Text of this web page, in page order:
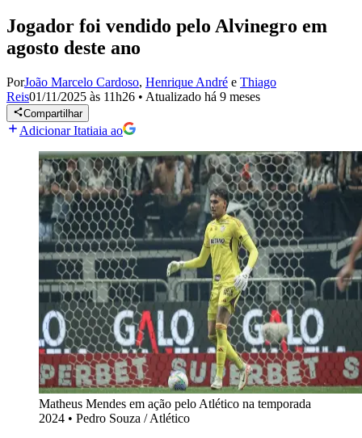
Jogador foi vendido pelo Alvinegro em
agosto deste ano
PorJoão Marcelo Cardoso, Henrique André e Thiago
Reis01/11/2025 às 11h26 • Atualizado há 9 meses
Compartilhar
Adicionar Itatiaia ao
Matheus Mendes em ação pelo Atlético na temporada
2024 • Pedro Souza / Atlético